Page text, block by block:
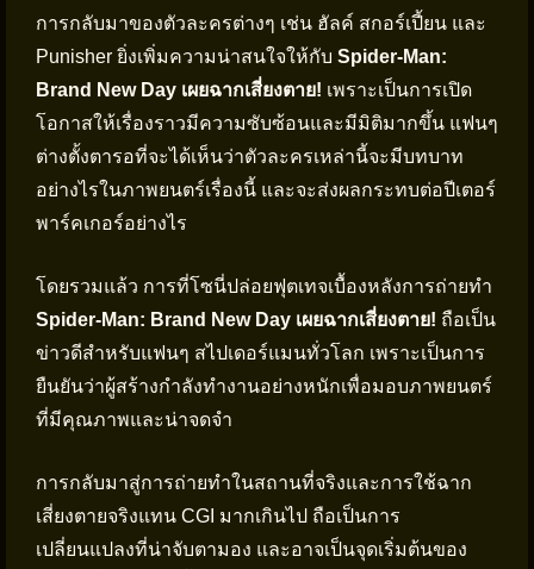
การกลับมาของตัวละครต่างๆ เช่น ฮัลค์ สกอร์เปี้ยน และ
Punisher ยิ่งเพิ่มความน่าสนใจให้กับ Spider-Man:
Brand New Day เผยฉากเสี่ยงตาย! เพราะเป็นการเปิด
โอกาสให้เรื่องราวมีความซับซ้อนและมีมิติมากขึ้น แฟนๆ
ต่างตั้งตารอที่จะได้เห็นว่าตัวละครเหล่านี้จะมีบทบาท
อย่างไรในภาพยนตร์เรื่องนี้ และจะส่งผลกระทบต่อปีเตอร์
พาร์คเกอร์อย่างไร
โดยรวมแล้ว การที่โซนี่ปล่อยฟุตเทจเบื้องหลังการถ่ายทำ
Spider-Man: Brand New Day เผยฉากเสี่ยงตาย! ถือเป็น
ข่าวดีสำหรับแฟนๆ สไปเดอร์แมนทั่วโลก เพราะเป็นการ
ยืนยันว่าผู้สร้างกำลังทำงานอย่างหนักเพื่อมอบภาพยนตร์
ที่มีคุณภาพและน่าจดจำ
การกลับมาสู่การถ่ายทำในสถานที่จริงและการใช้ฉาก
เสี่ยงตายจริงแทน CGI มากเกินไป ถือเป็นการ
เปลี่ยนแปลงที่น่าจับตามอง และอาจเป็นจุดเริ่มต้นของ